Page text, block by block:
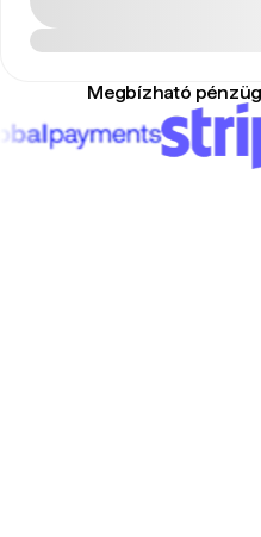
Megbízható